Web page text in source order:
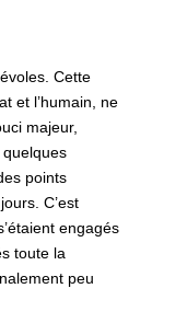
Cette
et l’humain, ne
majeur,
points
C’est
engagés
toute la
peu